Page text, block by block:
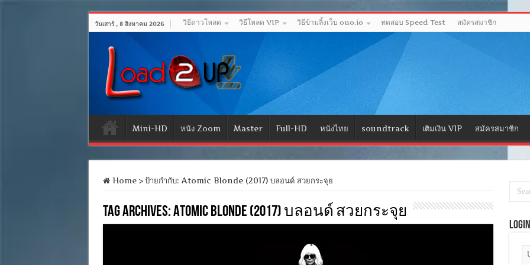
วันเสาร์ , 8 สิงหาคม 2026 วิธีดาวโหลด วิธีโหลด VIP วิธีข้ามลิ้งเว็บ ouo.io ทดสอบ Speed Test สมัครสมาชิก
Mini-HD หนัง Zoom Master Full-HD หนังไทย soundtrack เติมเงิน VIP สมัครสมาชิก
Home > ป้ายกำกับ: Atomic Blonde (2017) บลอนด์ สวยกระจุย
Tag Archives:Atomic Blonde (2017) บลอนด์ สวยกระจุย
Login